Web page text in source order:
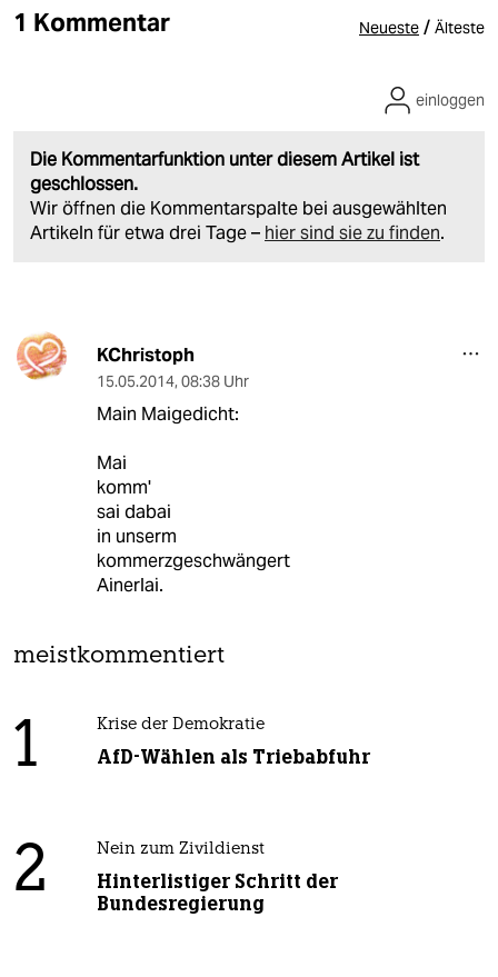
1 Kommentar Neueste / Älteste
Die Kommentarfunktion unter diesem Artikel ist
geschlossen.
Wir öffnen die Kommentarspalte bei ausgewählten
Artikeln für etwa drei Tage – hier sind sie zu finden.
einloggen
KChristoph
15.05.2014, 08:38 Uhr
Main Maigedicht:
Mai
komm'
sai dabai
in unserm
kommerzgeschwängert
Ainerlai.
meistkommentiert
1 Krise der Demokratie
AfD-Wählen als Triebabfuhr
2 Nein zum Zivildienst
Hinterlistiger Schritt der
Bundesregierung